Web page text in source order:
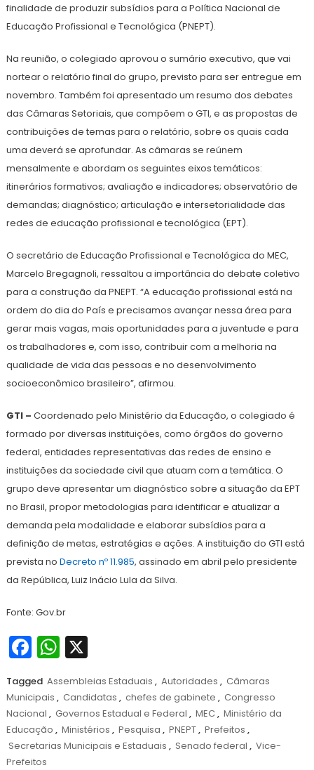
finalidade de produzir subsídios para a Política Nacional de
Educação Profissional e Tecnológica (PNEPT).
Na reunião, o colegiado aprovou o sumário executivo, que vai
nortear o relatório final do grupo, previsto para ser entregue em
novembro. Também foi apresentado um resumo dos debates
das Câmaras Setoriais, que compõem o GTI, e as propostas de
contribuições de temas para o relatório, sobre os quais cada
uma deverá se aprofundar. As câmaras se reúnem
mensalmente e abordam os seguintes eixos temáticos:
itinerários formativos; avaliação e indicadores; observatório de
demandas; diagnóstico; articulação e intersetorialidade das
redes de educação profissional e tecnológica (EPT).
O secretário de Educação Profissional e Tecnológica do MEC,
Marcelo Bregagnoli, ressaltou a importância do debate coletivo
para a construção da PNEPT. “A educação profissional está na
ordem do dia do País e precisamos avançar nessa área para
gerar mais vagas, mais oportunidades para a juventude e para
os trabalhadores e, com isso, contribuir com a melhoria na
qualidade de vida das pessoas e no desenvolvimento
socioeconômico brasileiro”, afirmou.
GTI – Coordenado pelo Ministério da Educação, o colegiado é
formado por diversas instituições, como órgãos do governo
federal, entidades representativas das redes de ensino e
instituições da sociedade civil que atuam com a temática. O
grupo deve apresentar um diagnóstico sobre a situação da EPT
no Brasil, propor metodologias para identificar e atualizar a
demanda pela modalidade e elaborar subsídios para a
definição de metas, estratégias e ações. A instituição do GTI está
prevista no Decreto nº 11.985, assinado em abril pelo presidente
da República, Luiz Inácio Lula da Silva.
Fonte: Gov.br
Facebook
WhatsApp
X
Tagged Assembleias Estaduais , Autoridades , Câmaras
Municipais , Candidatas , chefes de gabinete , Congresso
Nacional , Governos Estadual e Federal , MEC, Ministério da
Educação , Ministérios , Pesquisa , PNEPT, Prefeitos ,
Secretarias Municipais e Estaduais , Senado federal , Vice-
Prefeitos